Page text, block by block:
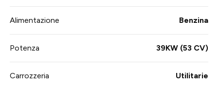
Alimentazione Benzina
Potenza 39KW (53 CV)
Carrozzeria Utilitarie